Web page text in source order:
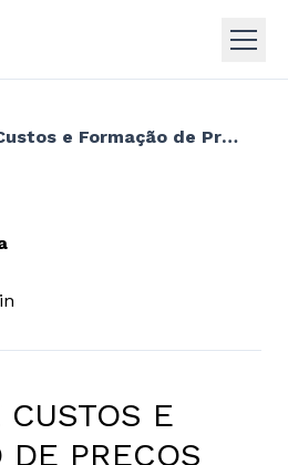
Gestão de Custos e Formação de Preços
CUSTOS E
DE PREÇOS